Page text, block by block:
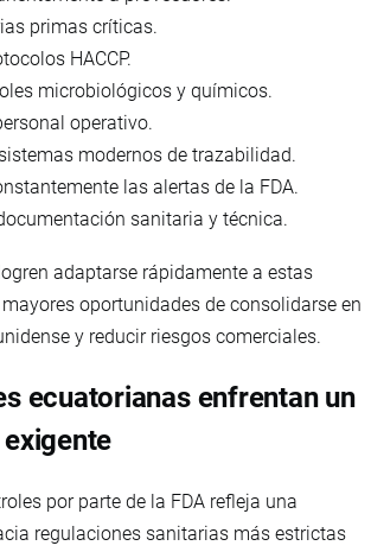
primas críticas.
HACCP.
microbiológicos y químicos.
operativo.
modernos de trazabilidad.
las alertas de la FDA.
sanitaria y técnica.
adaptarse rápidamente a estas
oportunidades de consolidarse en
y reducir riesgos comerciales.
ecuatorianas enfrentan un
por parte de la FDA refleja una
regulaciones sanitarias más estrictas